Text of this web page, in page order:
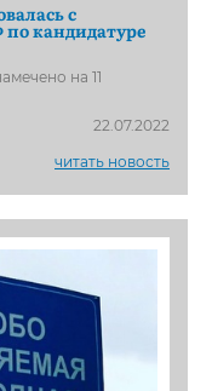
с
кандидатуре
на 11
22.07.2022
читать новость